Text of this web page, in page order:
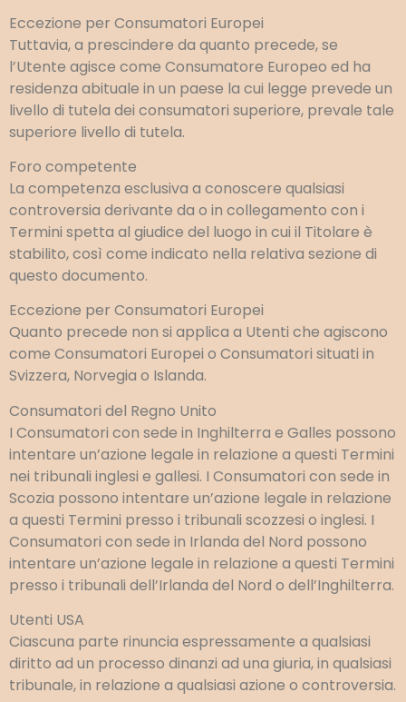
Eccezione per Consumatori Europei
Tuttavia, a prescindere da quanto precede, se
l’Utente agisce come Consumatore Europeo ed ha
residenza abituale in un paese la cui legge prevede un
livello di tutela dei consumatori superiore, prevale tale
superiore livello di tutela.
Foro competente
La competenza esclusiva a conoscere qualsiasi
controversia derivante da o in collegamento con i
Termini spetta al giudice del luogo in cui il Titolare è
stabilito, così come indicato nella relativa sezione di
questo documento.
Eccezione per Consumatori Europei
Quanto precede non si applica a Utenti che agiscono
come Consumatori Europei o Consumatori situati in
Svizzera, Norvegia o Islanda.
Consumatori del Regno Unito
I Consumatori con sede in Inghilterra e Galles possono
intentare un’azione legale in relazione a questi Termini
nei tribunali inglesi e gallesi. I Consumatori con sede in
Scozia possono intentare un’azione legale in relazione
a questi Termini presso i tribunali scozzesi o inglesi. I
Consumatori con sede in Irlanda del Nord possono
intentare un’azione legale in relazione a questi Termini
presso i tribunali dell’Irlanda del Nord o dell’Inghilterra.
Utenti USA
Ciascuna parte rinuncia espressamente a qualsiasi
diritto ad un processo dinanzi ad una giuria, in qualsiasi
tribunale, in relazione a qualsiasi azione o controversia.